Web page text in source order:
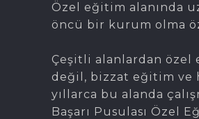
Özel eğitim alanında
öncü bir kurum olma
Çeşitli alanlardan özel
değil, bizzat eğitim ve
yıllarca bu alanda
Başarı Pusulası Özel